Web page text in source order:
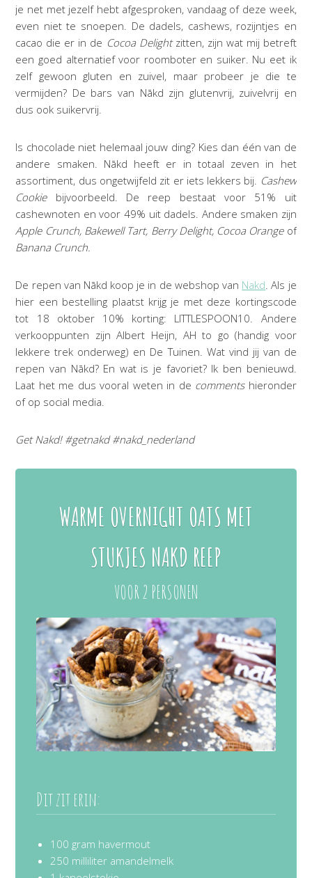
je net met jezelf hebt afgesproken, vandaag of deze week,
even niet te snoepen. De dadels, cashews, rozijntjes en
cacao die er in de Cocoa Delight zitten, zijn wat mij betreft
een goed alternatief voor roomboter en suiker. Nu eet ik
zelf gewoon gluten en zuivel, maar probeer je die te
vermijden? De bars van Nākd zijn glutenvrij, zuivelvrij en
dus ook suikervrij.
Is chocolade niet helemaal jouw ding? Kies dan één van de
andere smaken. Nākd heeft er in totaal zeven in het
assortiment, dus ongetwijfeld zit er iets lekkers bij. Cashew
Cookie bijvoorbeeld. De reep bestaat voor 51% uit
cashewnoten en voor 49% uit dadels. Andere smaken zijn
Apple Crunch, Bakewell Tart, Berry Delight, Cocoa Orangeof
Banana Crunch.
De repen van Nākd koop je in de webshop van Nakd . Als je
hier een bestelling plaatst krijg je met deze kortingscode
tot 18 oktober 10% korting: LITTLESPOON10. Andere
verkooppunten zijn Albert Heijn, AH to go (handig voor
lekkere trek onderweg) en De Tuinen. Wat vind jij van de
repen van Nākd? En wat is je favoriet? Ik ben benieuwd.
Laat het me dus vooral weten in de commentshieronder
of op social media.
Get Nakd! #getnakd #nakd_nederland
WARME OVERNIGHT OATS MET
STUKJES NAKD REEP
VOOR 2 PERSONEN
Dit zit erin:
100 gram havermout
250 milliliter amandelmelk